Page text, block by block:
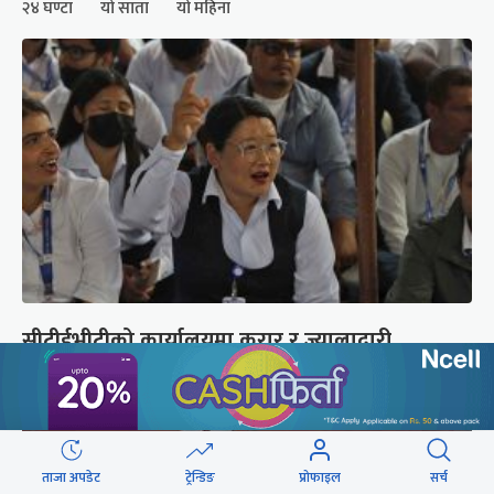
२४ घण्टा यो साता यो महिना
सीटीईभीटीको कार्यालयमा करार र ज्यालादारी
कर्मचारीको घेराउ (तस्वीरहरू)
ताजा अपडेट ट्रेन्डिङ प्रोफाइल सर्च